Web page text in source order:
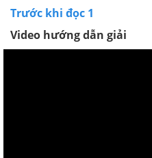
Trước khi đọc 1
Video hướng dẫn giải